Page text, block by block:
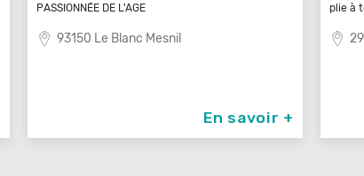
PASSIONNÉE DE L'AGE
93150 Le Blanc Mesnil
En savoir +
plie à